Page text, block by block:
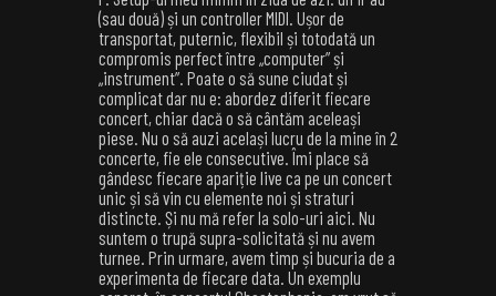
(sau două) și un controller MIDI. Ușor de
transportat, puternic, flexibil și totodată un
compromis perfect între „computer” și
„instrument”. Poate o să sune ciudat și
complicat dar nu e: abordez diferit fiecare
concert, chiar dacă o să cântăm aceleași
piese. Nu o să auzi același lucru de la mine în 2
concerte, fie ele consecutive. Îmi place să
gândesc fiecare apariție live ca pe un concert
unic și să vin cu elemente noi și straturi
distincte. Și nu mă refer la solo-uri aici. Nu
suntem o trupă supra-solicitată și nu avem
turnee. Prin urmare, avem timp și bucuria de a
experimenta de fiecare data. Un exemplu